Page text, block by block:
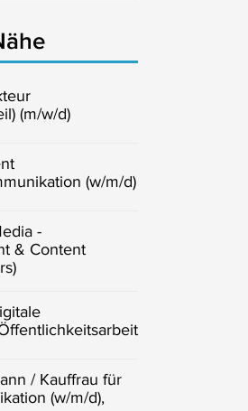
(m/w/d)
(w/m/d)
-
& Content
/ Kauffrau für
(w/m/d),